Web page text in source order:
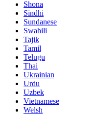
Shona
Sindhi
Sundanese
Swahili
Tajik
Tamil
Telugu
Thai
Ukrainian
Urdu
Uzbek
Vietnamese
Welsh